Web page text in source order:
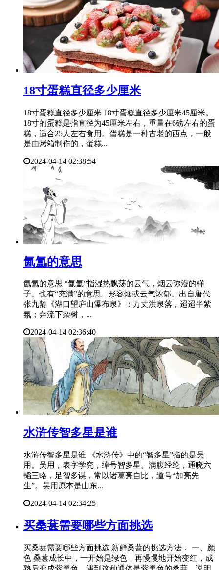
​18寸蛋糕直径多少厘米
18寸蛋糕直径多少厘米 18寸蛋糕直径多少厘米45厘米。
18寸的蛋糕是指直径为45厘米左右，重量在6磅左右的蛋
糕，适合25人左右食用。蛋糕是一种古老的西点，一般
是由烤箱制作的，蛋糕...
2024-04-14 02:38:54
​氤氲的意思
氤氲的意思 “氤氲”指湿热飘荡的云气，烟云弥漫的样
子。也有“充满”的意思。形容烟或云气浓郁。出自唐代
张九龄《湖口望庐山瀑布泉》：万丈洪泉落，迢迢半紫
氛；奔流下杂树，...
2024-04-14 02:36:40
​水浒传智多星是谁
水浒传智多星是谁 《水浒传》中的“智多星”指的是吴
用。吴用，表字学究，绰号智多星。满腹经纶，通晓六
韬三略，足智多谋，常以诸葛亮自比，道号“加亮先
生”。吴用原本是山东...
2024-04-14 02:34:25
​买桑葚需要哪些方面挑选
买桑葚需要哪些方面挑选 新鲜桑葚的挑选方法： 一、颜
色 桑葚成长中，一开始是绿色，再慢慢地开始变红，成
熟后变成紫黑色，遇到这种通体是紫黑色的桑葚，说明